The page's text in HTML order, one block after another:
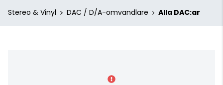
Stereo & Vinyl DAC / D/A-omvandlare Alla DAC:ar